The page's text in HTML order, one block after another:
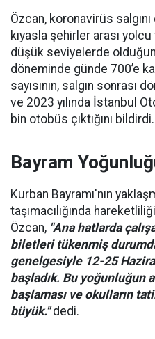
Özcan, koronavirüs
kıyasla şehirler arası yolcu
düşük seviyelerde
döneminde günde 700’e
sayısının, salgın sonrası
ve 2023 yılında İstanbul
bin otobüs çıktığını bildirdi.
Bayram
Kurban Bayramı'nın
taşımacılığında
Özcan, "Ana hatlarda
biletleri tükenmiş
genelgesiyle 12-25
başladık. Bu yoğunluğun
başlaması ve okulların
büyük."dedi.